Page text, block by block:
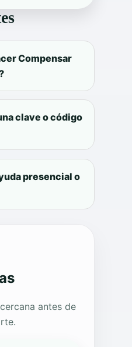
Compensar
clave o código
presencial o
antes de